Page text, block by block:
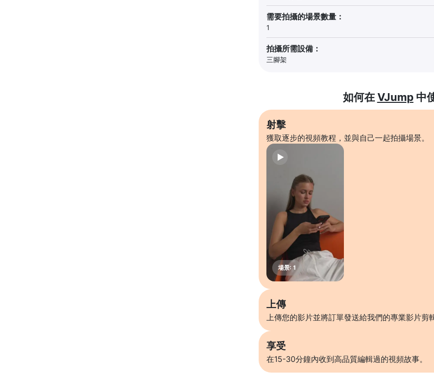
需要拍攝的場景數量：
1
拍攝所需設備：
三腳架
如何在VJump 中
射擊
獲取逐步的視頻教程，並與自己一起拍攝場景。
上傳
上傳您的影片並將訂單發送給我們的專業影片剪
享受
在15-30分鐘內收到高品質編輯過的視頻故事。